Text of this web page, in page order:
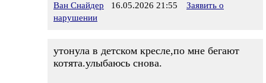
Ван Снайдер 16.05.2026 21:55
Заявить о
нарушении
утонула в детском кресле,по мне бегают
котята.улыбаюсь снова.